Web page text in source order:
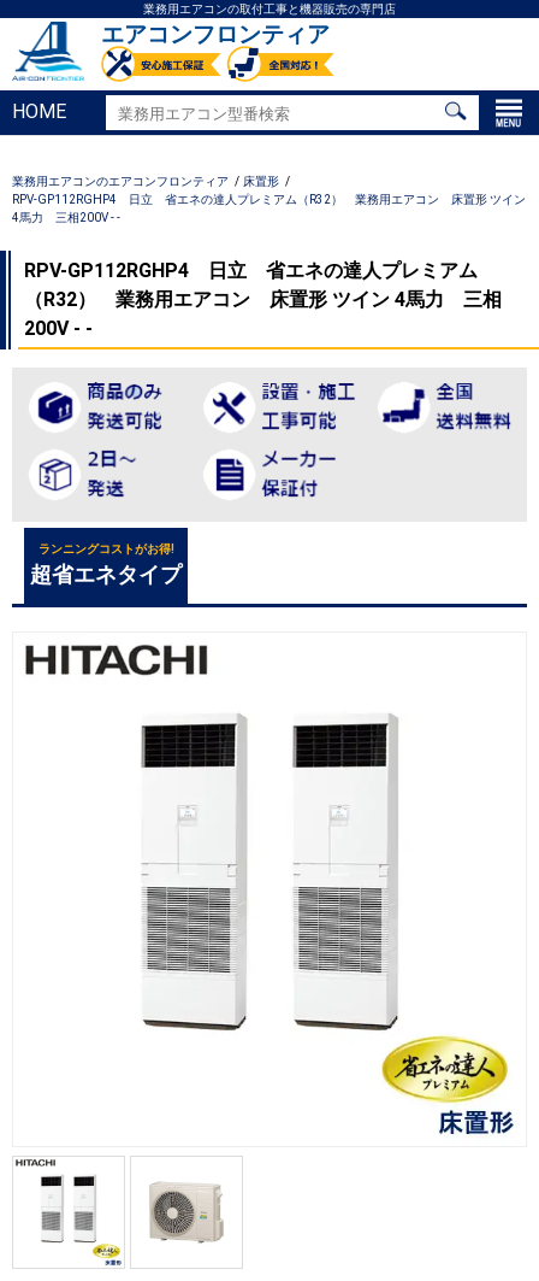
業務用エアコンの取付工事と機器販売の専門店
エアコンフロンティア
HOME
業務用エアコンのエアコンフロンティア
床置形
RPV-GP112RGHP4 日立 省エネの達人プレミアム（R32） 業務用エアコン 床置形 ツイン
4馬力 三相200V - -
RPV-GP112RGHP4 日立 省エネの達人プレミアム
（R32） 業務用エアコン 床置形 ツイン 4馬力 三相
200V - -
ランニングコストがお得!
超省エネタイプ